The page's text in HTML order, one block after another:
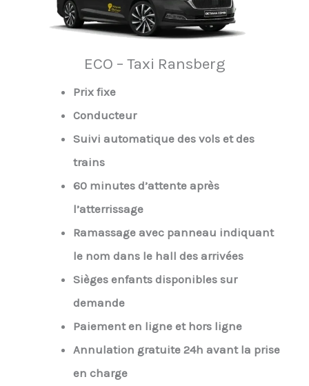
ECO – Taxi Ransberg
Prix fixe
Conducteur
Suivi automatique des vols et des
trains
60 minutes d’attente après
l’atterrissage
Ramassage avec panneau indiquant
le nom dans le hall des arrivées
Sièges enfants disponibles sur
demande
Paiement en ligne et hors ligne
Annulation gratuite 24h avant la prise
en charge